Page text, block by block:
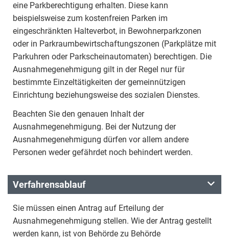
eine Parkberechtigung erhalten. Diese kann
beispielsweise zum kostenfreien Parken im
eingeschränkten Halteverbot, in Bewohnerparkzonen
oder in Parkraumbewirtschaftungszonen (Parkplätze mit
Parkuhren oder Parkscheinautomaten) berechtigen. Die
Ausnahmegenehmigung gilt in der Regel nur für
bestimmte Einzeltätigkeiten der gemeinnützigen
Einrichtung beziehungsweise des sozialen Dienstes.
Beachten Sie den genauen Inhalt der
Ausnahmegenehmigung. Bei der Nutzung der
Ausnahmegenehmigung dürfen vor allem andere
Personen weder gefährdet noch behindert werden.
Verfahrensablauf
Sie müssen einen Antrag auf Erteilung der
Ausnahmegenehmigung stellen. Wie der Antrag gestellt
werden kann, ist von Behörde zu Behörde